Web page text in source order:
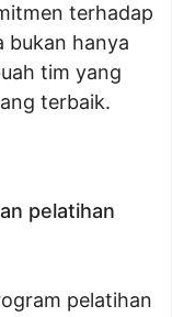
terhadap
bukan hanya
tim yang
terbaik.
pelatihan
pelatihan